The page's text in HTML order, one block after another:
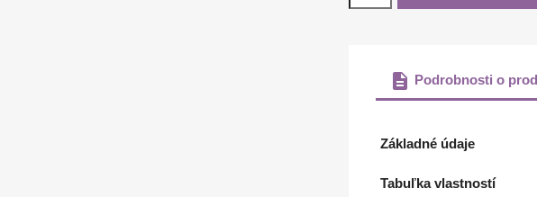
description Podrobnosti o
Základné údaje
Tabuľka vlastností